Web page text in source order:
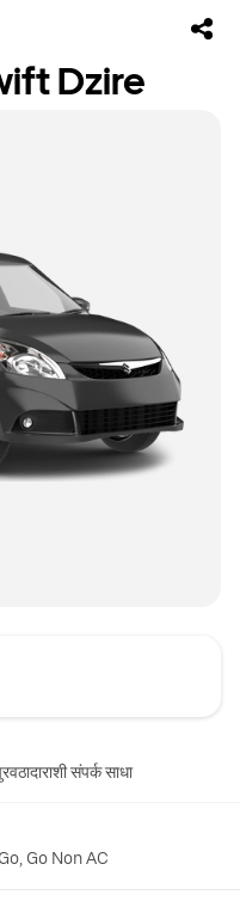
Dzire
संपर्क साधा
Go Non AC